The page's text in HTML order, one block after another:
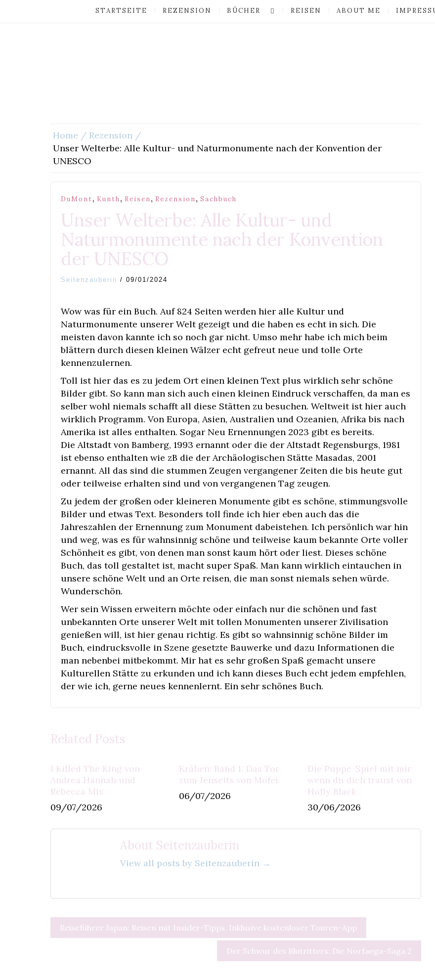
STARTSEITE REZENSION BÜCHER REISEN ABOUT ME
Home
Rezension
Unser Welterbe: Alle Kultur- und Naturmonumente nach der Konvention der
UNESCO
DuMont, Kunth, Reisen, Rezension, Sachbuch
Unser Welterbe: Alle Kultur- und
Naturmonumente nach der Konvention
der UNESCO
Seitenzauberin / 09/01/2024
Wow was für ein Buch. Auf 824 Seiten werden hier alle Kultur und
Naturmonumente unserer Welt gezeigt und die haben es echt in sich. Die
meisten davon kannte ich so noch gar nicht. Umso mehr habe ich mich beim
blättern durch diesen kleinen Wälzer echt gefreut neue und tolle Orte
kennenzulernen.
Toll ist hier das es zu jedem Ort einen kleinen Text plus wirklich sehr schöne
Bilder gibt. So kann man sich auch einen kleinen Eindruck verschaffen, da man es
selber wohl niemals schafft all diese Stätten zu besuchen. Weltweit ist hier auch
wirklich Programm. Von Europa, Asien, Australien und Ozeanien, Afrika bis nach
Amerika ist alles enthalten. Sogar Neu Ernennungen 2023 gibt es bereits.
Die Altstadt von Bamberg, 1993 ernannt oder die der Altstadt Regensburgs, 1981
ist ebenso enthalten wie zB die der Archäologischen Stätte Masadas, 2001
ernannt. All das sind die stummen Zeugen vergangener Zeiten die bis heute gut
oder teilweise erhalten sind und von vergangenen Tag zeugen.
Zu jedem der großen oder kleineren Monumente gibt es schöne, stimmungsvolle
Bilder und etwas Text. Besonders toll finde ich hier eben auch das die
Jahreszahlen der Ernennung zum Monument dabeistehen. Ich persönlich war hin
und weg, was es für wahnsinnig schöne und teilweise kaum bekannte Orte voller
Schönheit es gibt, von denen man sonst kaum hört oder liest. Dieses schöne
Buch, das toll gestaltet ist, macht super Spaß. Man kann wirklich eintauchen in
unsere schöne Welt und an Orte reisen, die man sonst niemals sehen würde.
Wunderschön.
Wer sein Wissen erweitern möchte oder einfach nur die schönen und fast
unbekannten Orte unserer Welt mit tollen Monumenten unserer Zivilisation
genießen will, ist hier genau richtig. Es gibt so wahnsinnig schöne Bilder im
Buch, eindrucksvolle in Szene gesetzte Bauwerke und dazu Informationen die
man nebenbei mitbekommt. Mir hat es sehr großen Spaß gemacht unsere
Kulturellen Stätte zu erkunden und ich kann dieses Buch echt jedem empfehlen,
der wie ich, gerne neues kennenlernt. Ein sehr schönes Buch.
Related Posts
I Killed The King von
Andrea Hannah und
Rebecca Mix
09/07/2026
Krähen: Band 1: Das Tor
zum Jenseits von Mofei
06/07/2026
Die Puppe-Spiel mit mir
wenn du dich traust von
Holly Black
30/06/2026
About Seitenzauberin
View all posts by Seitenzauberin →
Beitragsnavigation
Reiseführer Japan: Reisen mit Insider-Tipps. Inklusive kostenloser Touren-App
Der Schwur des Blutritters: Die Norfaega-Saga 2